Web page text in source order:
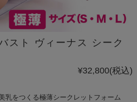
スト ヴィーナス シーク
¥32,800(税込)
乳をつくる極薄シークレットフォーム